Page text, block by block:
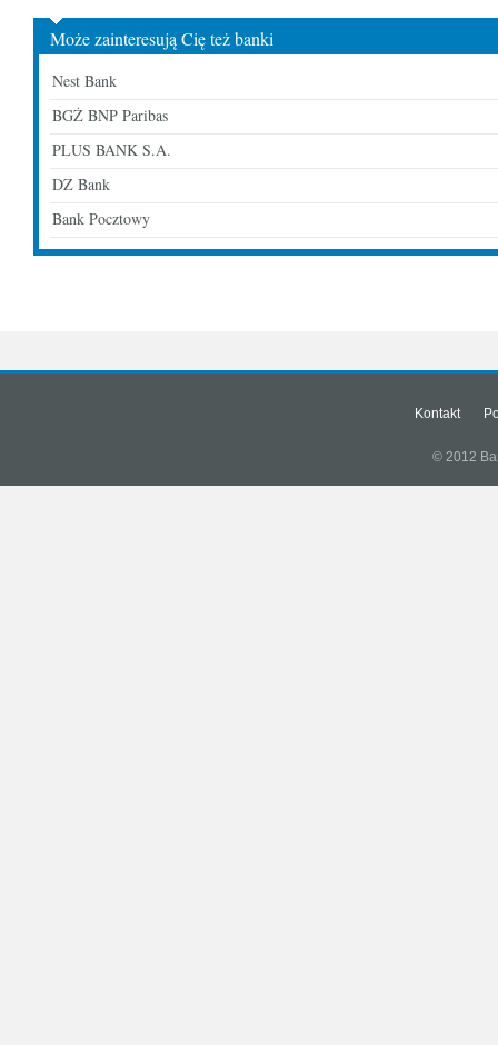
Może zainteresują Cię też banki
Nest Bank
BGŻ BNP Paribas
PLUS BANK S.A.
DZ Bank
Bank Pocztowy
Kontakt
© 2012